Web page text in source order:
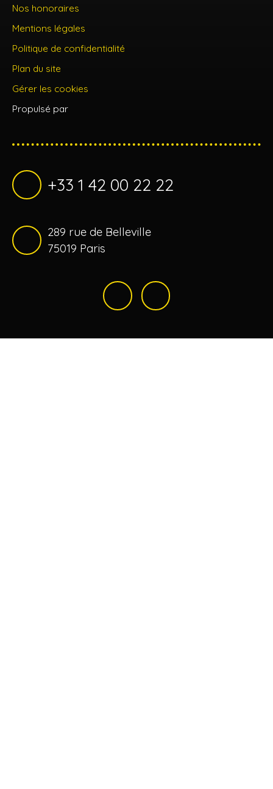
Nos honoraires
Mentions légales
Politique de confidentialité
Plan du site
Gérer les cookies
Propulsé par
+33 1 42 00 22 22
289 rue de Belleville
75019 Paris